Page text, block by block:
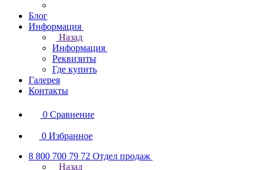
Блог
Информация
Назад
Информация
Реквизиты
Где купить
Галерея
Контакты
0 Сравнение
0 Избранное
8 800 700 79 72 Отдел продаж
Назад